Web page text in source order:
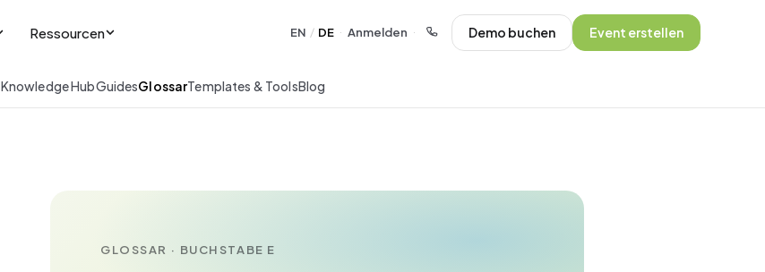
Ressourcen EN / DE · Anmelden · Demo buchen Event erstellen
Knowledge HubGuidesGlossarTemplates & ToolsBlog
GLOSSAR · BUCHSTABE E